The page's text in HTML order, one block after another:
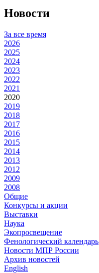
Новости
За все время
2026
2025
2024
2023
2022
2021
2020
2019
2018
2017
2016
2015
2014
2013
2012
2009
2008
Общие
Конкурсы и акции
Выставки
Наука
Экопросвещение
Фенологический календарь
Новости МПР России
Архив новостей
English